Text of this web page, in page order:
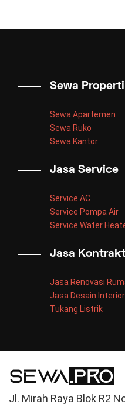
Sewa Properti
Sewa Apartemen
Sewa Ruko
Sewa Kantor
Jasa Service
Service AC
Service Pompa Air
Service Water
Jasa
Jasa Renovasi
Jasa Desain Interior
Tukang Listrik
Jl. Mirah Raya Blok R2